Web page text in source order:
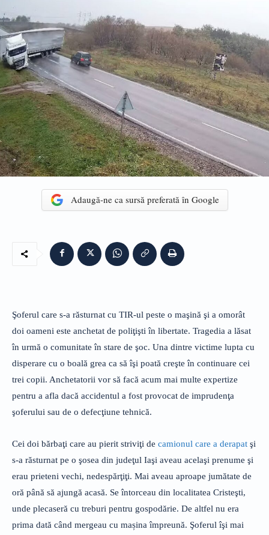
Adaugă-ne ca sursă preferată în Google
Şoferul care s-a răsturnat cu TIR-ul peste o maşină şi a omorât
doi oameni este anchetat de poliţişti în libertate. Tragedia a lăsat
în urmă o comunitate în stare de şoc. Una dintre victime lupta cu
disperare cu o boală grea ca să îşi poată creşte în continuare cei
trei copii. Anchetatorii vor să facă acum mai multe expertize
pentru a afla dacă accidentul a fost provocat de imprudenţa
şoferului sau de o defecţiune tehnică.
Cei doi bărbaţi care au pierit striviţi de camionul care a derapat şi
s-a răsturnat pe o şosea din judeţul Iaşi aveau acelaşi prenume şi
erau prieteni vechi, nedespărţiţi. Mai aveau aproape jumătate de
oră până să ajungă acasă. Se întorceau din localitatea Cristeşti,
unde plecaseră cu treburi pentru gospodărie. De altfel nu era
prima dată când mergeau cu mașina împreună. Şoferul îşi mai